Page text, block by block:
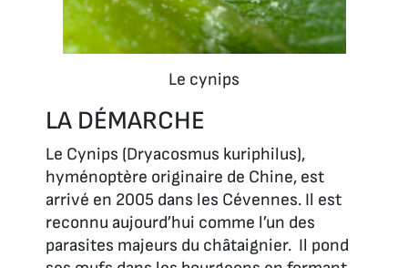
Le cynips
LA DÉMARCHE
Le Cynips (Dryacosmus kuriphilus),
hyménoptère originaire de Chine, est
arrivé en 2005 dans les Cévennes. Il est
reconnu aujourd’hui comme l’un des
parasites majeurs du châtaignier. Il pond